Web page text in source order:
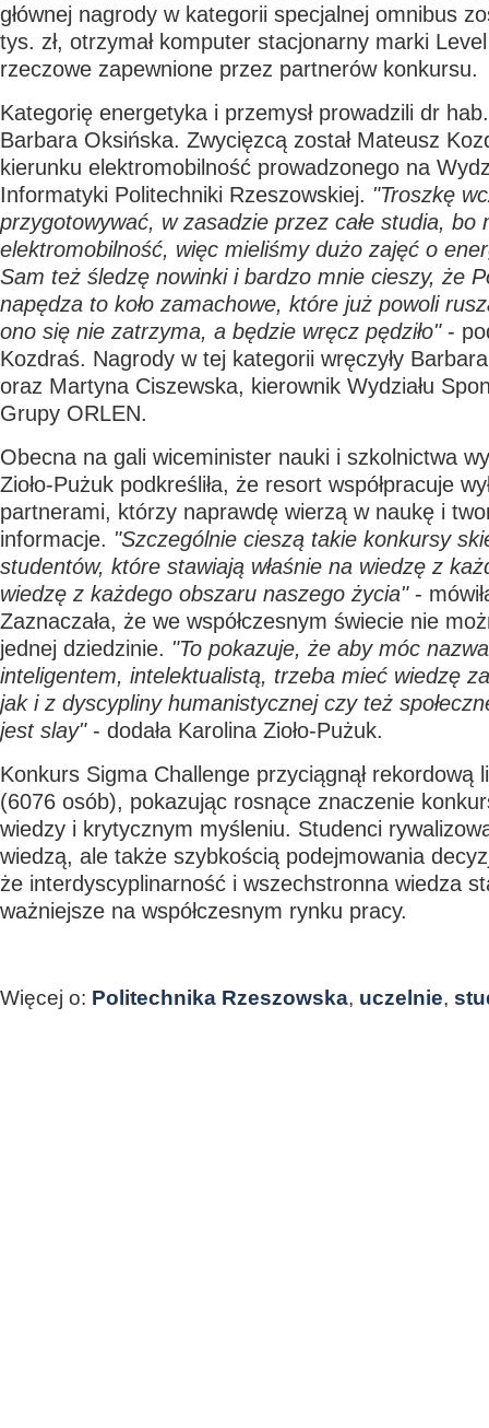
głównej nagrody w kategorii specjalnej omnibus
tys. zł, otrzymał komputer stacjonarny marki
rzeczowe zapewnione przez partnerów konkursu.
Kategorię energetyka i przemysł prowadzili dr
Barbara Oksińska. Zwycięzcą został Mateusz
kierunku elektromobilność prowadzonego na
Informatyki Politechniki Rzeszowskiej. "Troszkę
przygotowywać, w zasadzie przez całe studia, bo
elektromobilność, więc mieliśmy dużo zajęć o
Sam też śledzę nowinki i bardzo mnie cieszy, że
napędza to koło zamachowe, które już powoli
ono się nie zatrzyma, a będzie wręcz pędziło"-
Kozdraś. Nagrody w tej kategorii wręczyły
oraz Martyna Ciszewska, kierownik Wydziału
Grupy ORLEN.
Obecna na gali wiceminister nauki i szkolnictwa
Zioło-Pużuk podkreśliła, że resort współpracuje
partnerami, którzy naprawdę wierzą w naukę i
informacje. "Szczególnie cieszą takie konkursy
studentów, które stawiają właśnie na wiedzę z
wiedzę z każdego obszaru naszego życia"-
Zaznaczała, że we współczesnym świecie nie
jednej dziedzinie. "To pokazuje, że aby móc
inteligentem, intelektualistą, trzeba mieć wiedzę
jak i z dyscypliny humanistycznej czy też
jest slay"- dodała Karolina Zioło-Pużuk.
Konkurs Sigma Challenge przyciągnął rekordową
(6076 osób), pokazując rosnące znaczenie
wiedzy i krytycznym myśleniu. Studenci
wiedzą, ale także szybkością podejmowania
że interdyscyplinarność i wszechstronna wiedza
ważniejsze na współczesnym rynku pracy.
Więcej o: Politechnika Rzeszowska, uczelnie,